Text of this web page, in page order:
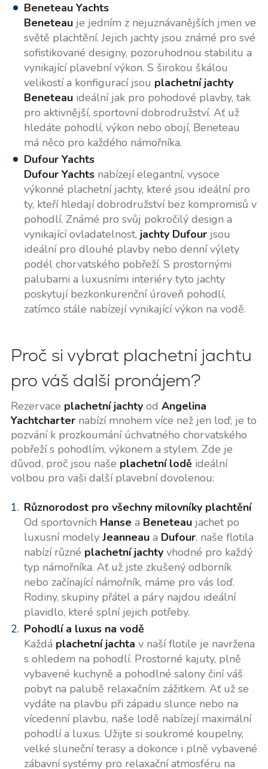
Beneteau Yachts
Beneteauje jedním z nejuznávanějších jmen ve
světě plachtění. Jejich jachty jsou známé pro své
sofistikované designy, pozoruhodnou stabilitu a
vynikající plavební výkon. S širokou škálou
velikostí a konfigurací jsou plachetní jachty
Beneteauideální jak pro pohodové plavby, tak
pro aktivnější, sportovní dobrodružství. Ať už
hledáte pohodlí, výkon nebo obojí, Beneteau
má něco pro každého námořníka.
Dufour Yachts
Dufour Yachtsnabízejí elegantní, vysoce
výkonné plachetní jachty, které jsou ideální pro
ty, kteří hledají dobrodružství bez kompromisů v
pohodlí. Známé pro svůj pokročilý design a
vynikající ovladatelnost, jachty Dufourjsou
ideální pro dlouhé plavby nebo denní výlety
podél chorvatského pobřeží. S prostornými
palubami a luxusními interiéry tyto jachty
poskytují bezkonkurenční úroveň pohodlí,
zatímco stále nabízejí vynikající výkon na vodě.
Proč si vybrat plachetní jachtu
pro váš další pronájem?
Rezervace plachetní jachtyod Angelina
Yachtcharternabízí mnohem více než jen loď; je to
pozvání k prozkoumání úchvatného chorvatského
pobřeží s pohodlím, výkonem a stylem. Zde je
důvod, proč jsou naše plachetní lodě ideální
volbou pro vaši další plavební dovolenou:
Různorodost pro všechny milovníky plachtění
Od sportovních Hansea Beneteaujachet po
luxusní modely Jeanneaua Dufour, naše flotila
nabízí různé plachetní jachtyvhodné pro každý
typ námořníka. Ať už jste zkušený odborník
nebo začínající námořník, máme pro vás loď.
Rodiny, skupiny přátel a páry najdou ideální
plavidlo, které splní jejich potřeby.
Pohodlí a luxus na vodě
Každá plachetní jachta v naší flotile je navržena
s ohledem na pohodlí. Prostorné kajuty, plně
vybavené kuchyně a pohodlné salony činí váš
pobyt na palubě relaxačním zážitkem. Ať už se
vydáte na plavbu při západu slunce nebo na
vícedenní plavbu, naše lodě nabízejí maximální
pohodlí a luxus. Užijte si soukromé koupelny,
velké sluneční terasy a dokonce i plně vybavené
zábavní systémy pro relaxační atmosféru na